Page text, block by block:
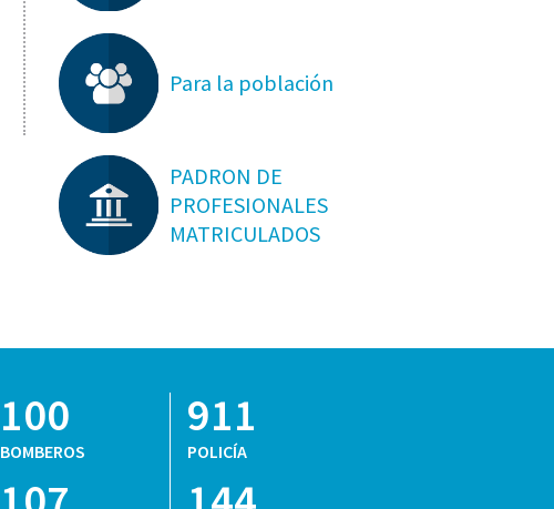
Para la población
PADRON DE
PROFESIONALES
MATRICULADOS
100
BOMBEROS
911
POLICÍA